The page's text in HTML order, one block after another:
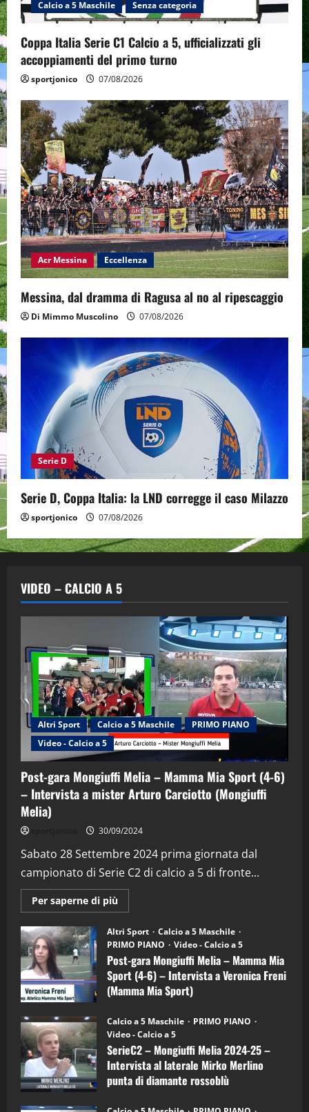
Calcio a 5 Maschile Senza categoria
Coppa Italia Serie C1 Calcio a 5, ufficializzati gli
accoppiamenti del primo turno
sportjonico 07/08/2026
Acr Messina Eccellenza
Messina, dal dramma di Ragusa al no al ripescaggio
Di Mimmo Muscolino 07/08/2026
Serie D
Serie D, Coppa Italia: la LND corregge il caso Milazzo
sportjonico 07/08/2026
VIDEO – CALCIO A 5
Altri Sport Calcio a 5 Maschile
PRIMO PIANO
Video - Calcio a 5
Post-gara Mongiuffi Melia – Mamma Mia Sport (4-6)
– Intervista a mister Arturo Carciotto (Mongiuffi
Melia)
30/09/2024
Sabato 28 Settembre 2024 prima giornata dal
campionato di Serie C2 di calcio a 5 di fronte...
Per saperne di più
informazioni
Post-
gara
Mongiuffi
Melia
–
Mamma
Mia
Sport
6)
–
Intervista
a
mister
Arturo
Carciotto
(Mongiuffi
Altri Sport
Calcio a 5 Maschile
PRIMO PIANO
Video - Calcio a 5
Post-gara Mongiuffi Melia – Mamma Mia
Sport (4-6) – Intervista a Veronica Freni
(Mamma Mia Sport)
Calcio a 5 Maschile
PRIMO PIANO
Video - Calcio a 5
SerieC2 – Mongiuffi Melia 2024-25 –
Intervista al laterale Mirko Merlino
punta di diamante rossoblù
2
“SportEmpire” in Podcast: 29^ Puntata
(Martedi 28 Aprile 2026)
28/04/2026
3
"SportEmpire" in Podcast
“SportEmpire” in Podcast: 28^ Puntata
(Martedi 21 Aprile 2026)
21/04/2026
4
“SportEmpire” in Podcast: 27^ Puntata
(Martedi 14 Aprile 2026)
15/04/2026
“SportEmpire” in Podcast: 26^ Puntata